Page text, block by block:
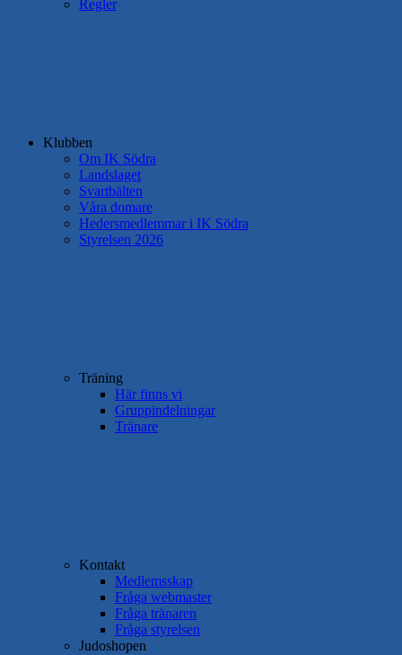
Regler
Klubben
Om IK Södra
Landslaget
Svartbälten
Våra domare
Hedersmedlemmar i IK Södra
Styrelsen 2026
Träning
Här finns vi
Gruppindelningar
Tränare
Kontakt
Medlemsskap
Fråga webmaster
Fråga tränaren
Fråga styrelsen
Judoshopen